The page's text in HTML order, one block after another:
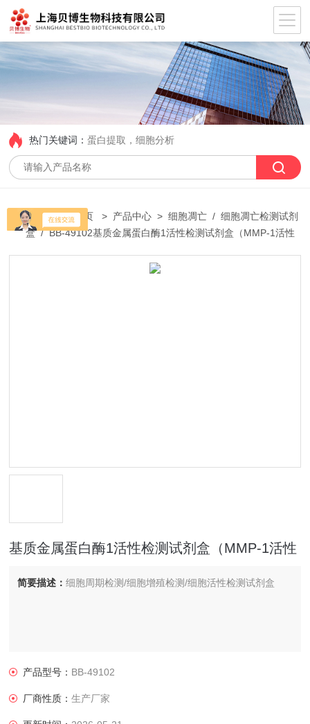
热门关键词：蛋白提取，细胞分析
当前位置：首页 > 产品中心 >细胞凋亡 /细胞凋亡检测试剂
盒/ BB-49102基质金属蛋白酶1活性检测试剂盒（MMP-1活性
基质金属蛋白酶1活性检测试剂盒（MMP-1活性
简要描述：细胞周期检测/细胞增殖检测/细胞活性检测试剂盒
产品型号： BB-49102
厂商性质：生产厂家